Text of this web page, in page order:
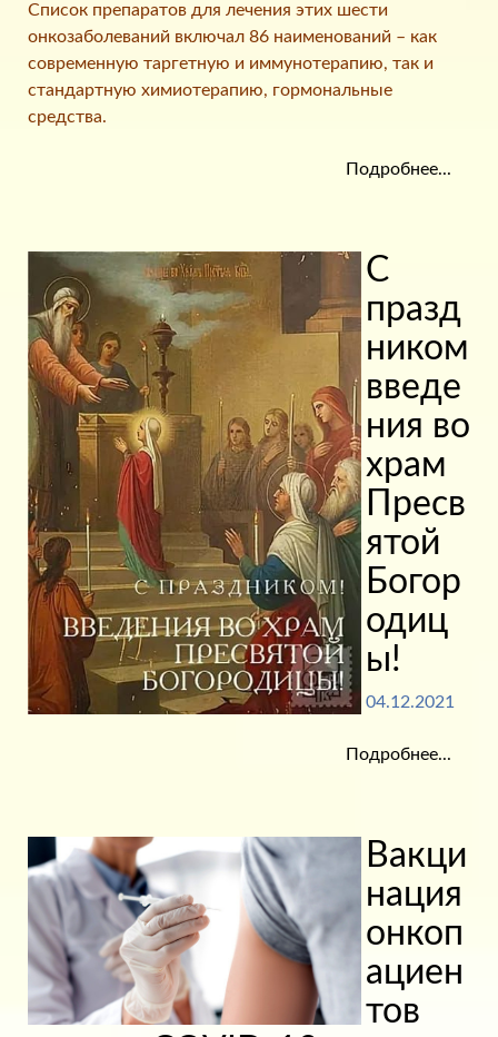
Список препаратов для лечения этих шести
онкозаболеваний включал 86 наименований – как
современную таргетную и иммунотерапию, так и
стандартную химиотерапию, гормональные
средства.
Подробнее...
С
празд
ником
введе
ния во
храм
Пресв
ятой
Богор
одиц
ы!
04.12.2021
Подробнее...
Вакци
нация
онкоп
ациен
тов